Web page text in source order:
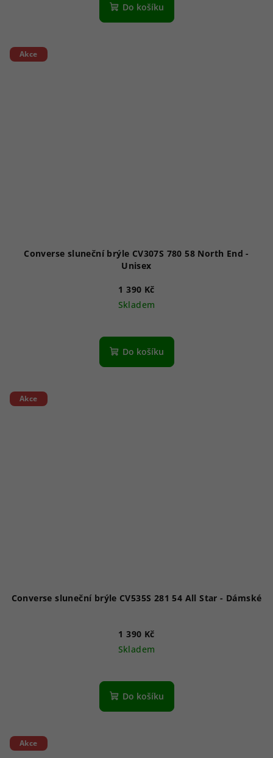
Do košíku
Akce
Converse sluneční brýle CV307S 780 58 North End -
Unisex
1 390 Kč
Skladem
Do košíku
Akce
Converse sluneční brýle CV535S 281 54 All Star - Dámské
1 390 Kč
Skladem
Do košíku
Akce